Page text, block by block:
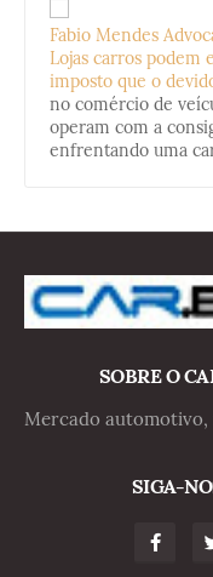
Fabio Mendes
Lojas carros podem
imposto que o
no comércio de
operam com a
enfrentando uma
SOBRE O
Mercado
SIGA-